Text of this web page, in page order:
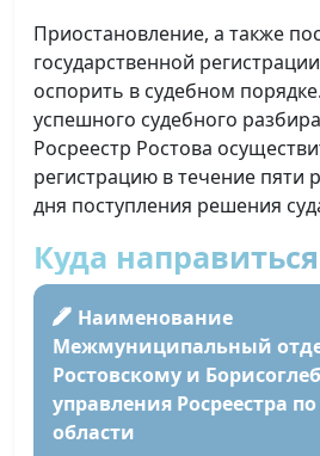
Приостановление, а также
государственной
оспорить в судебном
успешного судебного
Росреестр Ростова
регистрацию в течение пяти
дня поступления решения
Куда
Наименование
Межмуниципальный
Ростовскому и
управления Росреестра
области